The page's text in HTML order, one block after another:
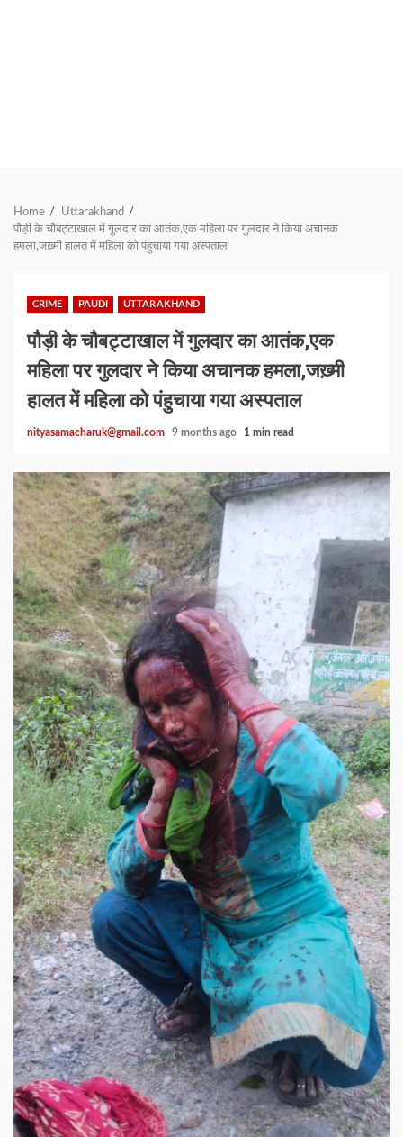
Home
Uttarakhand
पौड़ी के चौबट्टाखाल में गुलदार का आतंक,एक महिला पर गुलदार ने किया अचानक
हमला,जख़्मी हालत में महिला को पंहुचाया गया अस्पताल
CRIME PAUDI UTTARAKHAND
पौड़ी के चौबट्टाखाल में गुलदार का आतंक,एक
महिला पर गुलदार ने किया अचानक हमला,जख़्मी
हालत में महिला को पंहुचाया गया अस्पताल
nityasamacharuk@gmail.com 9 months ago 1 min read